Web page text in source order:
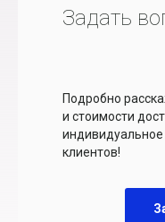
Задать
Подробно
и стоимости
клиентов!